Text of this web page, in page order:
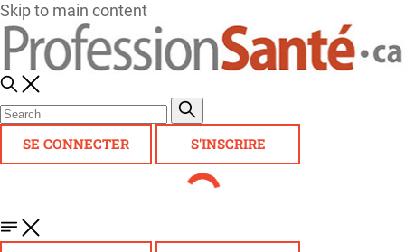
Skip to main content
SE CONNECTER S'INSCRIRE